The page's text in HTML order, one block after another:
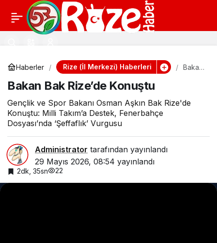
Haberler Rize (İl Merkezi) Haberleri
Bakan
Konuşt
u
Bakan Bak Rize’de Konuştu
Gençlik ve Spor Bakanı Osman Aşkın Bak Rize'de
Konuştu: Milli Takım’a Destek, Fenerbahçe
Dosyası’nda ‘Şeffaflık’ Vurgusu
Administrator tarafından yayınlandı
29 Mayıs 2026, 08:54 yayınlandı
2dk, 35sn 22
Rize’de Huzurevinde
Bayramlaşma